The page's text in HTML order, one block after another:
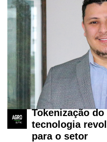
Tokenização
tecnologia
para o setor